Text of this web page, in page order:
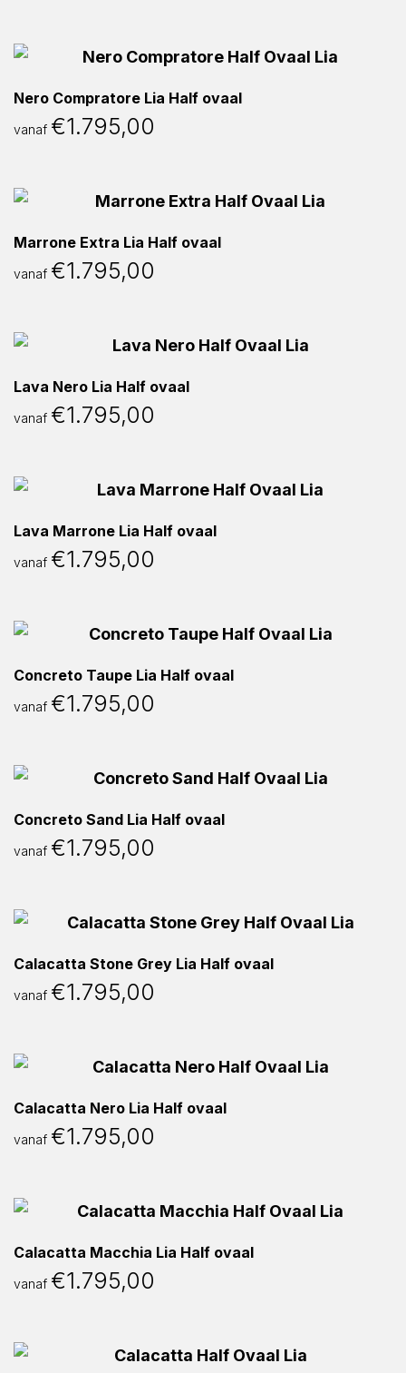
Nero Compratore Lia Half ovaal
vanaf €1.795,00
Marrone Extra Lia Half ovaal
vanaf €1.795,00
Lava Nero Lia Half ovaal
vanaf €1.795,00
Lava Marrone Lia Half ovaal
vanaf €1.795,00
Concreto Taupe Lia Half ovaal
vanaf €1.795,00
Concreto Sand Lia Half ovaal
vanaf €1.795,00
Calacatta Stone Grey Lia Half ovaal
vanaf €1.795,00
Calacatta Nero Lia Half ovaal
vanaf €1.795,00
Calacatta Macchia Lia Half ovaal
vanaf €1.795,00